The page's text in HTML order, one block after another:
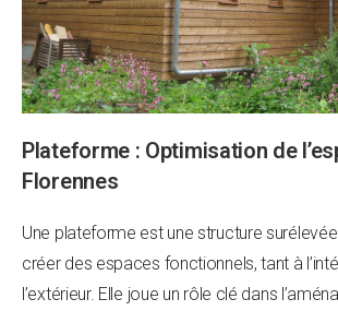
Plateforme : Optimisation de
Florennes
Une plateforme est une structure
créer des espaces fonctionnels, tant à
l’extérieur. Elle joue un rôle clé dans